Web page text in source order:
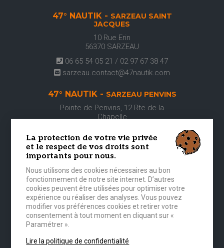
47° NAUTIK - SARZEAU SAINT
JACQUES
10 Rue Erin
56370 SARZEAU
06 65 54 05 21 / 02 97 67 38 47
sarzeau.contact@47nautik.com
47° NAUTIK - SARZEAU PENVINS
Pointe de Penvins, 12 Rte de la
Chapelle
02 97 67 38 47
sarzeau.contact@47nautik.com
47° NAUTIK -CORBEAU DES
MERS
Port Anna
56860SÉNÉ
07 62 69 45 70 OU 02 97 68 28 17
corbeaudesmers@47nautik.com
La protection de votre vie privée
et le respect de vos droits sont
importants pour nous.
Nous utilisons des cookies nécessaires au bon
fonctionnement de notre site internet. D’autres
cookies peuvent être utilisées pour optimiser votre
expérience ou réaliser des analyses. Vous pouvez
modifier vos préférences cookies et retirer votre
consentement à tout moment en cliquant sur «
Paramétrer ».
Lire la politique de confidentialité